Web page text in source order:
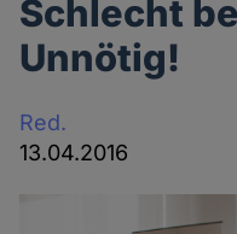
Schlecht
Unnötig!
Red.
13.04.2016